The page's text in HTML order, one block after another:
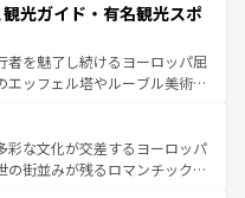
れられない旅をしてみよう！
熱的なフラメンコ、熱気あふ
パスが生活の一部となってい
された雰囲気や、バルセロナの
地方では古代ローマ遺跡や中世
候が異なるスペインはその個
性で訪れる人を魅了する。 なお、新着のスペイン情報は コ
しい。
光ガイド・有名観光スポ
者を魅了し続けるヨーロッパ屈
エッフェル塔やルーブル美術館
る。華麗な宮殿、歴史的な大
て豊かな自然が、訪れる者を心
ンスは美食の国としても知ら
彩な文化が交差するヨーロッパ
の街並みが残るロマンチック街